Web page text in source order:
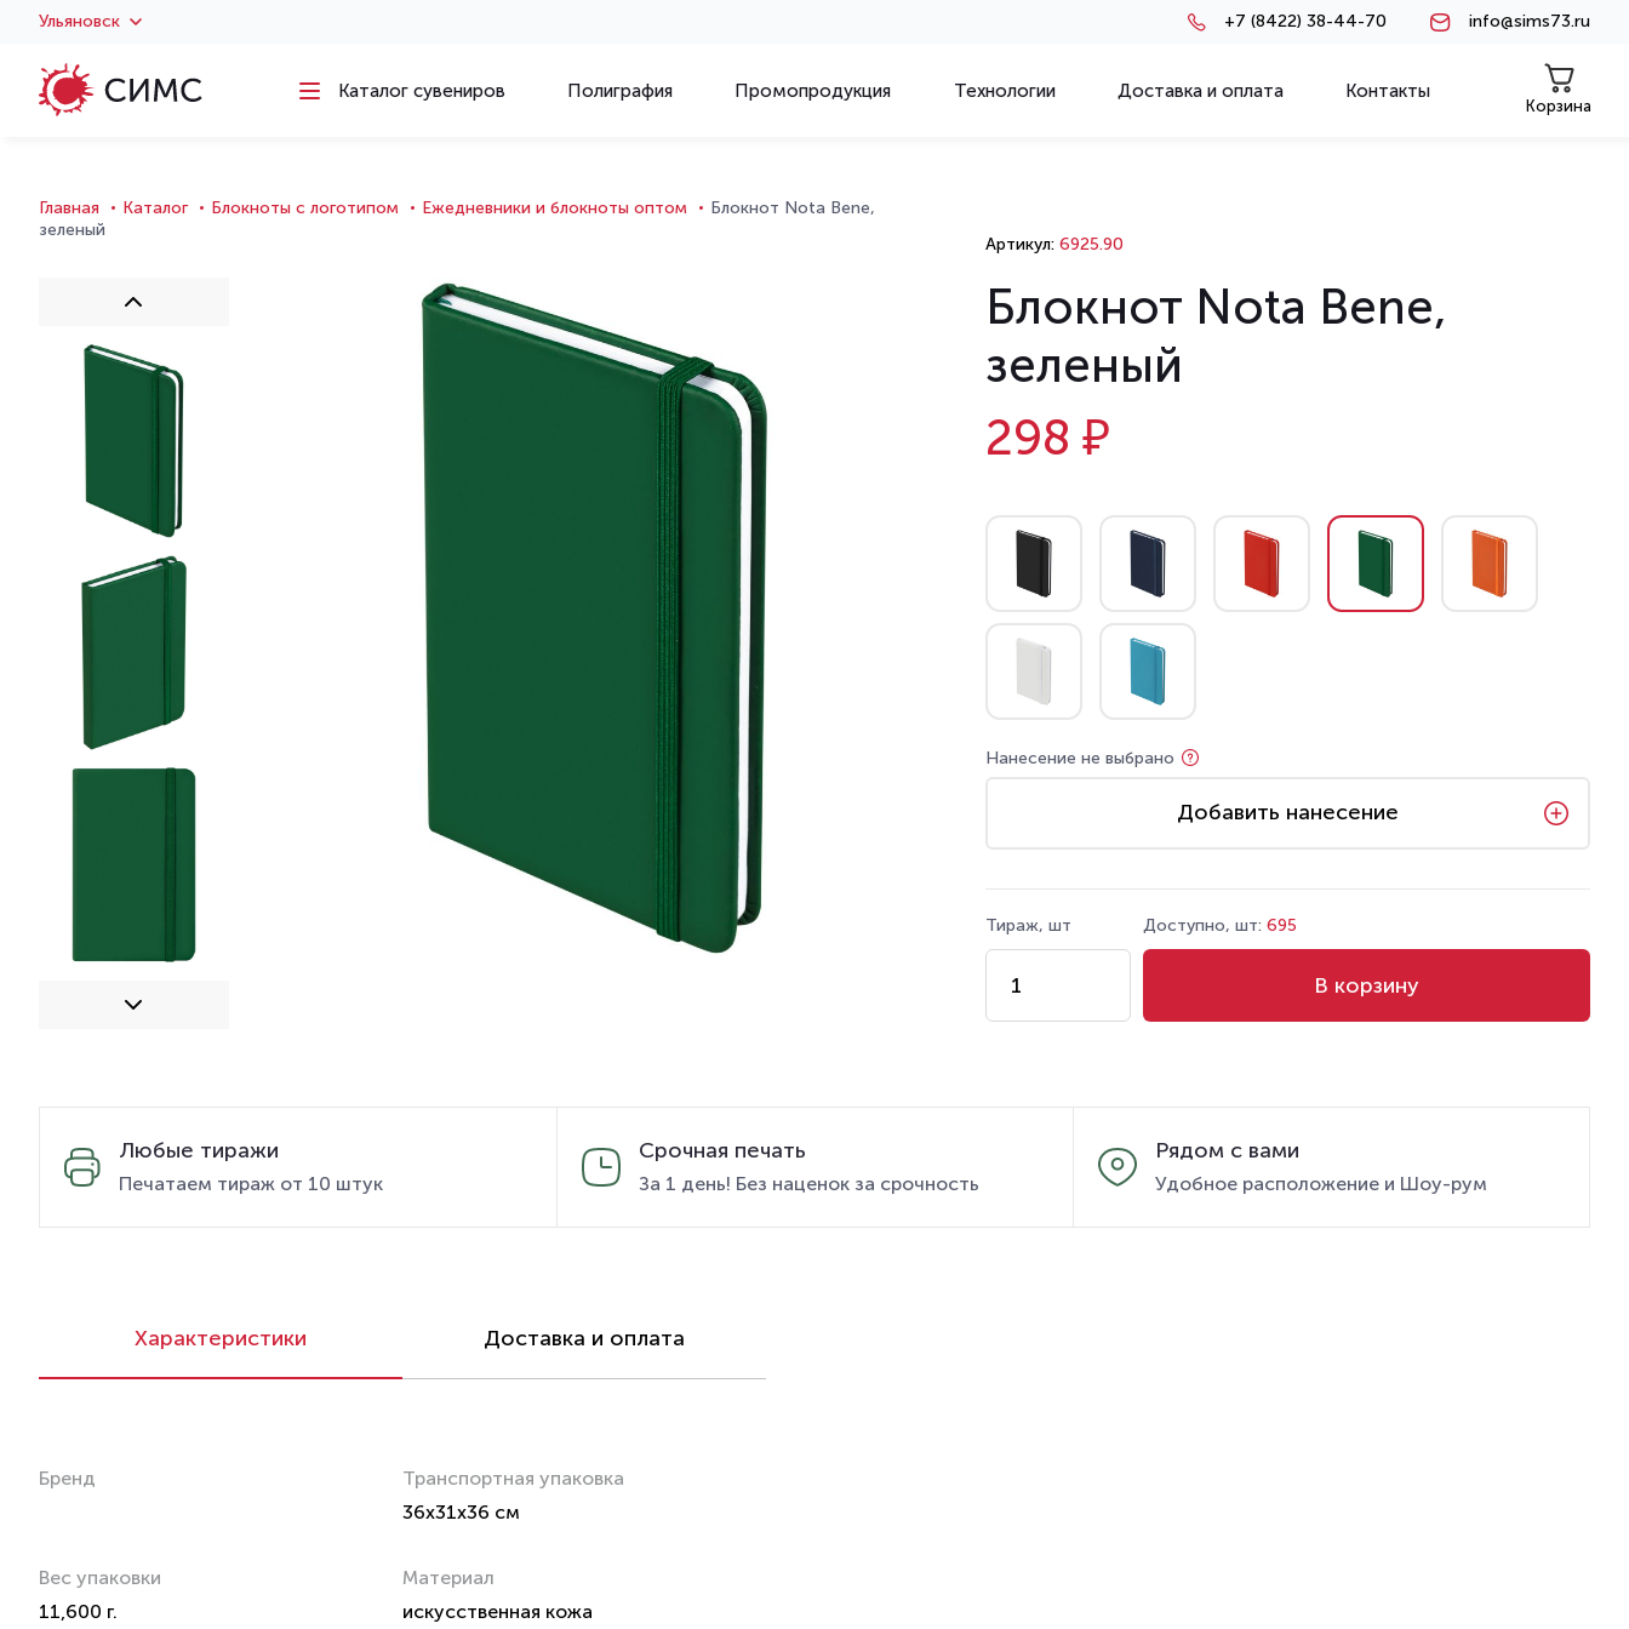
Ульяновск +7 (8422) 38-44-70 info@sims73.ru
Каталог сувениров Полиграфия Промопродукция Технологии Доставка и оплата Контакты
Корзина
Главная Каталог Блокноты с логотипом Ежедневники и блокноты оптом
Блокнот Nota Bene,
зеленый
Артикул:6925.90
Блокнот Nota Bene,
зеленый
298 ₽
Нанесение не выбрано
Добавить нанесение
Тираж, шт Доступно, шт: 695
В корзину
Любые тиражи
Печатаем тираж от 10 штук
Срочная печать
За 1 день! Без наценок за срочность
Рядом с вами
Удобное расположение и Шоу-рум
Характеристики Доставка и оплата
Бренд
Транспортная упаковка
36x31x36 см
Вес упаковки
11,600 г.
Материал
искусственная кожа